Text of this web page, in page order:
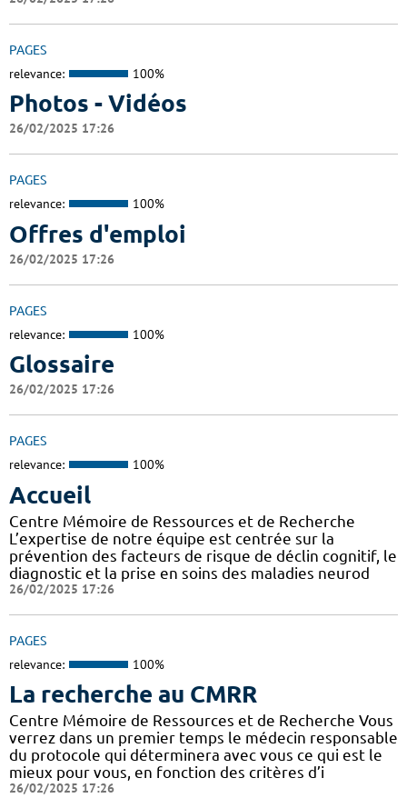
PAGES
relevance: 100%
Photos - Vidéos
26/02/2025 17:26
PAGES
relevance: 100%
Offres d'emploi
26/02/2025 17:26
PAGES
relevance: 100%
Glossaire
26/02/2025 17:26
PAGES
relevance: 100%
Accueil
Centre Mémoire de Ressources et de Recherche
L’expertise de notre équipe est centrée sur la
prévention des facteurs de risque de déclin cognitif, le
diagnostic et la prise en soins des maladies neurod
26/02/2025 17:26
PAGES
relevance: 100%
La recherche au CMRR
Centre Mémoire de Ressources et de Recherche Vous
verrez dans un premier temps le médecin responsable
du protocole qui déterminera avec vous ce qui est le
mieux pour vous, en fonction des critères d’i
26/02/2025 17:26